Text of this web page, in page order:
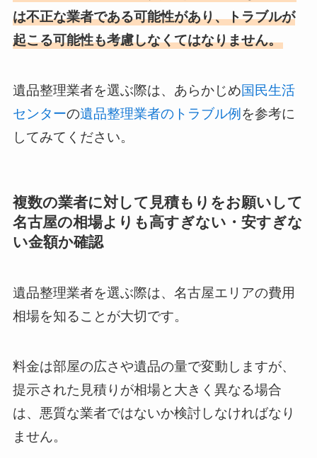
は不正な業者である可能性があり、トラブルが
起こる可能性も考慮しなくてはなりません。
遺品整理業者を選ぶ際は、あらかじめ国民生活
センターの遺品整理業者のトラブル例を参考に
してみてください。
複数の業者に対して見積もりをお願いして
名古屋の相場よりも高すぎない・安すぎな
い金額か確認
遺品整理業者を選ぶ際は、名古屋エリアの費用
相場を知ることが大切です。
料金は部屋の広さや遺品の量で変動しますが、
提示された見積りが相場と大きく異なる場合
は、悪質な業者ではないか検討しなければなり
ません。